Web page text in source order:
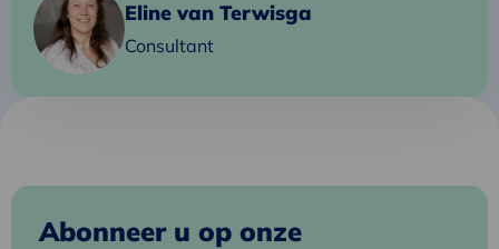
Eline van Terwisga
Consultant
meer
over
Eline
Abonneer u op onze